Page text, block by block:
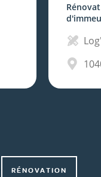
RÉNOVATION